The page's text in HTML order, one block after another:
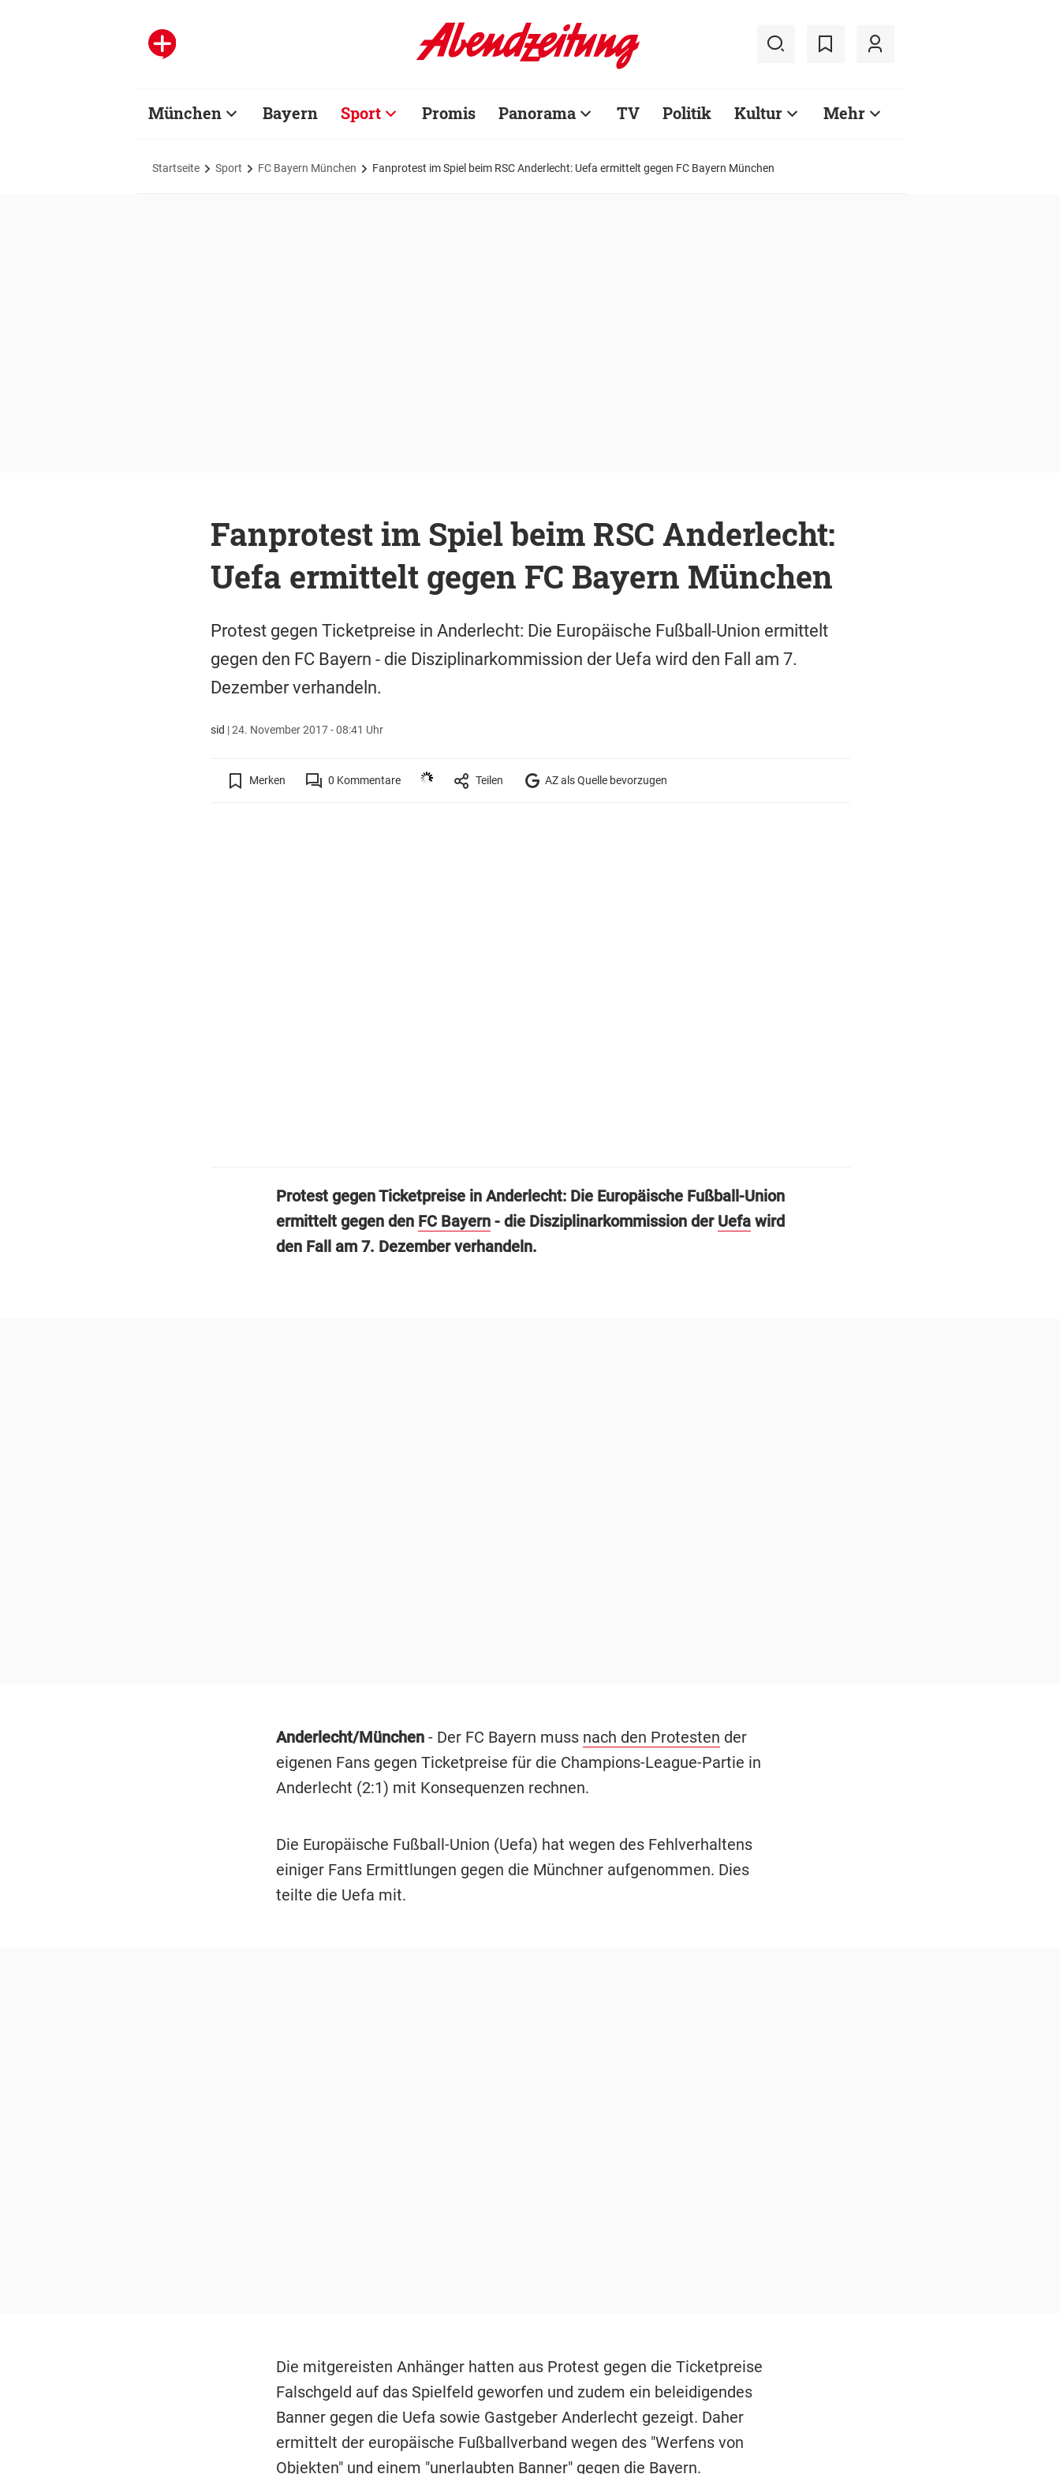
München Bayern Sport Promis Panorama TV Politik Kultur Mehr
Startseite Sport FC Bayern München Fanprotest im Spiel beim RSC Anderlecht: Uefa ermittelt gegen FC Bayern München
Fanprotest im Spiel beim RSC Anderlecht:
Uefa ermittelt gegen FC Bayern München
Protest gegen Ticketpreise in Anderlecht: Die Europäische Fußball-Union ermittelt
gegen den FC Bayern - die Disziplinarkommission der Uefa wird den Fall am 7.
Dezember verhandeln.
sid |24. November 2017 - 08:41 Uhr
Merken 0 Kommentare Teilen AZ als Quelle bevorzugen
Protest gegen Ticketpreise in Anderlecht: Die Europäische Fußball-Union
ermittelt gegen den FC Bayern- die Disziplinarkommission der Uefawird
den Fall am 7. Dezember verhandeln.
Anderlecht/München- Der FC Bayern muss nach den Protesten der
eigenen Fans gegen Ticketpreise für die Champions-League-Partie in
Anderlecht (2:1) mit Konsequenzen rechnen.
Die Europäische Fußball-Union (Uefa) hat wegen des Fehlverhaltens
einiger Fans Ermittlungen gegen die Münchner aufgenommen. Dies
teilte die Uefa mit.
Die mitgereisten Anhänger hatten aus Protest gegen die Ticketpreise
Falschgeld auf das Spielfeld geworfen und zudem ein beleidigendes
Banner gegen die Uefa sowie Gastgeber Anderlecht gezeigt. Daher
ermittelt der europäische Fußballverband wegen des "Werfens von
Objekten" und einem "unerlaubten Banner" gegen die Bayern.